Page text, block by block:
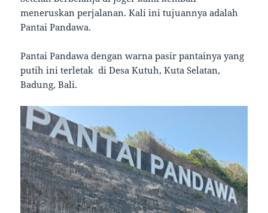
meneruskan perjalanan. Kali ini tujuannya adalah
Pantai Pandawa.
Pantai Pandawa dengan warna pasir pantainya yang
putih ini terletak di Desa Kutuh, Kuta Selatan,
Badung, Bali.